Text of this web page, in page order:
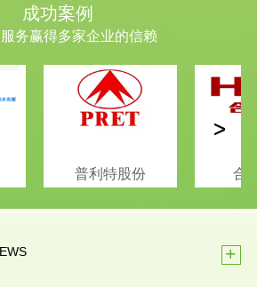
成功案例
务赢得多家企业的信赖
普利特股份 合
>
+